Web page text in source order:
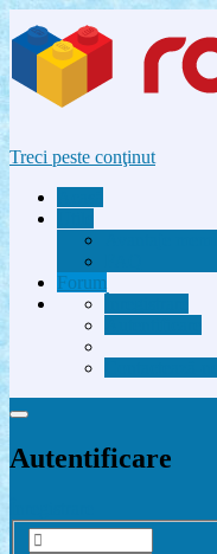
Treci peste conţinut
Forum
Autentificare